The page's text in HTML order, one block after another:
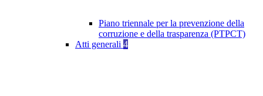
Piano triennale per la prevenzione della
corruzione e della trasparenza (PTPCT)
Atti generali 4